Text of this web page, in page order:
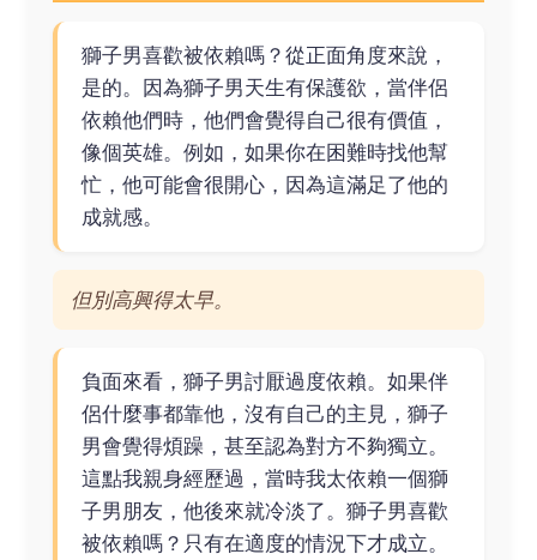
獅子男喜歡被依賴嗎？從正面角度來說，
是的。因為獅子男天生有保護欲，當伴侶
依賴他們時，他們會覺得自己很有價值，
像個英雄。例如，如果你在困難時找他幫
忙，他可能會很開心，因為這滿足了他的
成就感。
但別高興得太早。
負面來看，獅子男討厭過度依賴。如果伴
侶什麼事都靠他，沒有自己的主見，獅子
男會覺得煩躁，甚至認為對方不夠獨立。
這點我親身經歷過，當時我太依賴一個獅
子男朋友，他後來就冷淡了。獅子男喜歡
被依賴嗎？只有在適度的情況下才成立。